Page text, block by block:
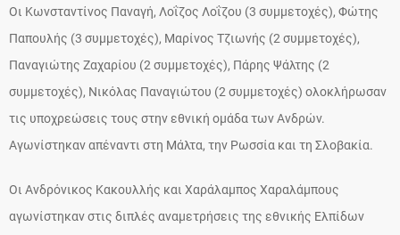
Οι Κωνσταντίνος Παναγή, Λοΐζος Λοΐζου (3 συμμετοχές), Φώτης
Παπουλής (3 συμμετοχές), Μαρίνος Τζιωνής (2 συμμετοχές),
Παναγιώτης Ζαχαρίου (2 συμμετοχές), Πάρης Ψάλτης (2
συμμετοχές), Νικόλας Παναγιώτου (2 συμμετοχές) ολοκλήρωσαν
τις υποχρεώσεις τους στην εθνική ομάδα των Ανδρών.
Αγωνίστηκαν απέναντι στη Μάλτα, την Ρωσσία και τη Σλοβακία.
Οι Ανδρόνικος Κακουλλής και Χαράλαμπος Χαραλάμπους
αγωνίστηκαν στις διπλές αναμετρήσεις της εθνικής Ελπίδων